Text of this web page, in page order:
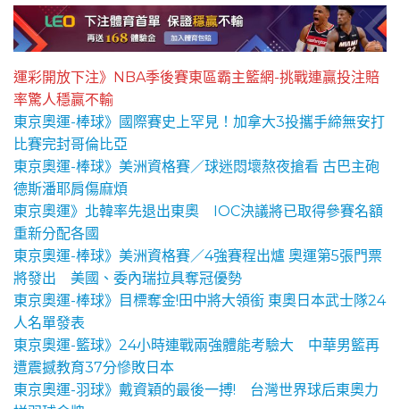
運彩開放下注》NBA季後賽東區霸主籃網-挑戰連贏投注賠
率驚人穩贏不輸
東京奧運-棒球》國際賽史上罕見！加拿大3投攜手締無安打
比賽完封哥倫比亞
東京奧運-棒球》美洲資格賽／球迷悶壞熬夜搶看 古巴主砲
德斯潘耶肩傷麻煩
東京奧運》北韓率先退出東奧 IOC決議將已取得參賽名額
重新分配各國
東京奧運-棒球》美洲資格賽／4強賽程出爐 奧運第5張門票
將發出 美國、委內瑞拉具奪冠優勢
東京奧運-棒球》目標奪金!田中將大領銜 東奧日本武士隊24
人名單發表
東京奧運-籃球》24小時連戰兩強體能考驗大 中華男籃再
遭震撼教育37分慘敗日本
東京奧運-羽球》戴資穎的最後一搏! 台灣世界球后東奧力